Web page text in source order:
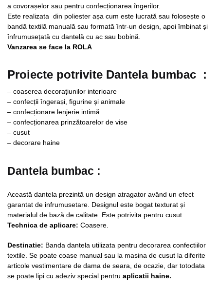
a covorașelor sau pentru confecționarea îngerilor.
Este realizata din poliester așa cum este lucrată sau folosește o
bandă textilă manuală sau formată într-un design, apoi îmbinat și
înfrumusețată cu dantelă cu ac sau bobină.
Vanzarea se face la ROLA
Proiecte potrivite Dantela bumbac :
– coaserea decorațiunilor interioare
– confecții îngerași, figurine și animale
– confecționare lenjerie intimă
– confecționarea prinzătoarelor de vise
– cusut
– decorare haine
Dantela bumbac :
Această dantela prezintă un design atragator având un efect
garantat de infrumusetare. Designul este bogat texturat și
materialul de bază de calitate. Este potrivita pentru cusut.
Technica de aplicare: Coasere.
Destinatie: Banda dantela utilizata pentru decorarea confectiilor
textile. Se poate coase manual sau la masina de cusut la diferite
articole vestimentare de dama de seara, de ocazie, dar totodata
se poate lipi cu adeziv special pentru aplicatii haine.